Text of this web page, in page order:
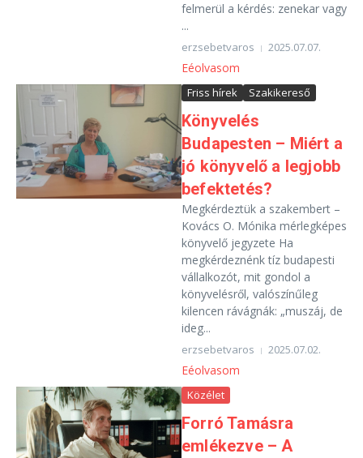
felmerül a kérdés: zenekar vagy
...
erzsebetvaros 2025.07.07.
Eéolvasom
Friss hírek Szakikereső
Könyvelés
Budapesten – Miért a
jó könyvelő a legjobb
befektetés?
Megkérdeztük a szakembert –
Kovács O. Mónika mérlegképes
könyvelő jegyzete Ha
megkérdeznénk tíz budapesti
vállalkozót, mit gondol a
könyvelésről, valószínűleg
kilencen rávágnák: „muszáj, de
ideg...
erzsebetvaros 2025.07.02.
Eéolvasom
Közélet
Forró Tamásra
emlékezve – A